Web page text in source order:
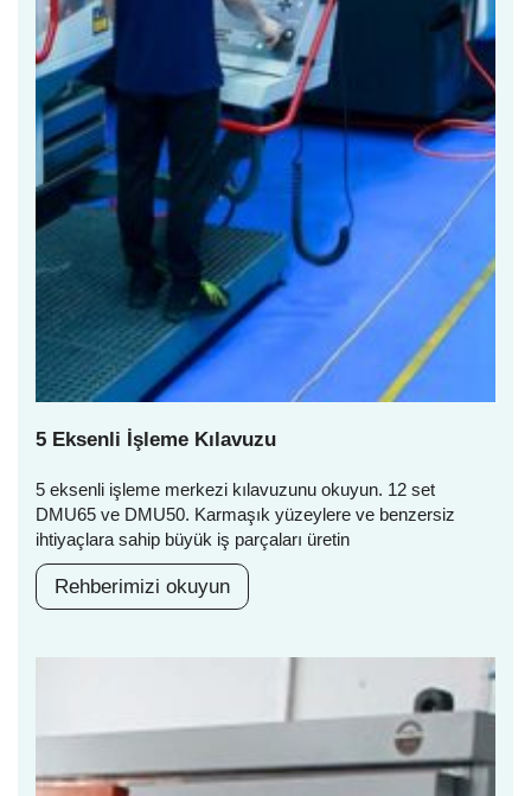
5 Eksenli İşleme Kılavuzu
5 eksenli işleme merkezi kılavuzunu okuyun. 12 set
DMU65 ve DMU50. Karmaşık yüzeylere ve benzersiz
ihtiyaçlara sahip büyük iş parçaları üretin
Rehberimizi okuyun